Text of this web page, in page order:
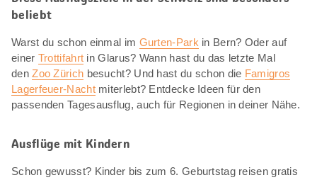
beliebt
Warst du schon einmal im Gurten-Park in Bern? Oder auf
einer Trottifahrt in Glarus? Wann hast du das letzte Mal
denZoo Zürich besucht? Und hast du schon die Famigros
Lagerfeuer-Nachtmiterlebt? Entdecke Ideen für den
passenden Tagesausflug, auch für Regionen in deiner Nähe.
Ausflüge mit Kindern
Schon gewusst? Kinder bis zum 6. Geburtstag reisen gratis